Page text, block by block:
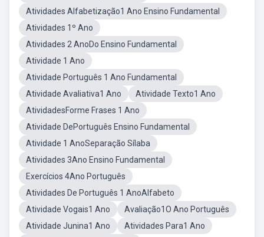
Atividades Alfabetização1 Ano Ensino Fundamental
Atividades 1º Ano
Atividades 2 AnoDo Ensino Fundamental
Atividade 1 Ano
Atividade Português 1 Ano Fundamental
Atividade Avaliativa1 Ano
Atividade Texto1 Ano
AtividadesForme Frases 1 Ano
Atividade DePortuguês Ensino Fundamental
Atividade 1 AnoSeparação Sílaba
Atividades 3Ano Ensino Fundamental
Exercícios 4Ano Português
Atividades De Português 1 AnoAlfabeto
Atividade Vogais1 Ano
Avaliação1O Ano Português
Atividade Junina1 Ano
Atividades Para1 Ano